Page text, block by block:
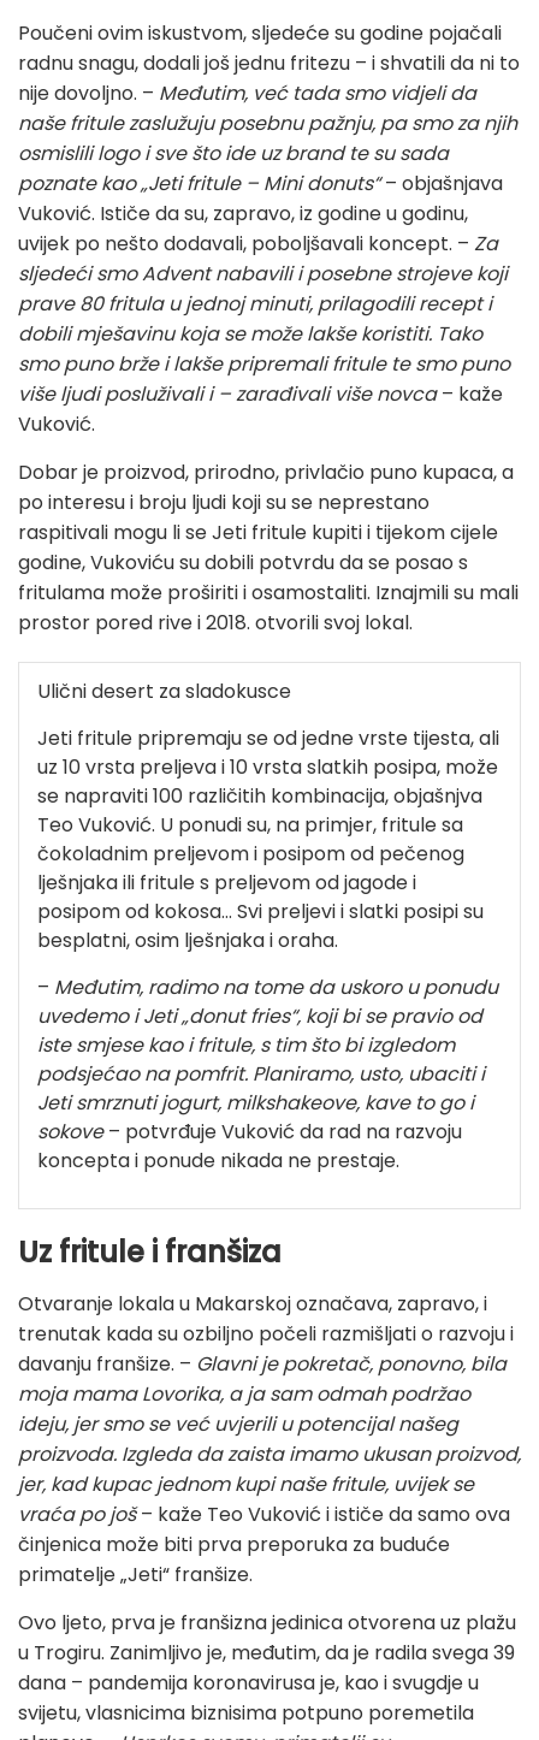
Poučeni ovim iskustvom, sljedeće su godine pojačali
radnu snagu, dodali još jednu fritezu – i shvatili da ni to
nije dovoljno. – Međutim, već tada smo vidjeli da
naše fritule zaslužuju posebnu pažnju, pa smo za njih
osmislili logo i sve što ide uz brand te su sada
poznate kao „Jeti fritule – Mini donuts“– objašnjava
Vuković. Ističe da su, zapravo, iz godine u godinu,
uvijek po nešto dodavali, poboljšavali koncept. – Za
sljedeći smo Advent nabavili i posebne strojeve koji
prave 80 fritula u jednoj minuti, prilagodili recept i
dobili mješavinu koja se može lakše koristiti. Tako
smo puno brže i lakše pripremali fritule te smo puno
više ljudi posluživali i – zarađivali više novca– kaže
Vuković.
Dobar je proizvod, prirodno, privlačio puno kupaca, a
po interesu i broju ljudi koji su se neprestano
raspitivali mogu li se Jeti fritule kupiti i tijekom cijele
godine, Vukoviću su dobili potvrdu da se posao s
fritulama može proširiti i osamostaliti. Iznajmili su mali
prostor pored rive i 2018. otvorili svoj lokal.
Ulični desert za sladokusce
Jeti fritule pripremaju se od jedne vrste tijesta, ali
uz 10 vrsta preljeva i 10 vrsta slatkih posipa, može
se napraviti 100 različitih kombinacija, objašnjva
Teo Vuković. U ponudi su, na primjer, fritule sa
čokoladnim preljevom i posipom od pečenog
lješnjaka ili fritule s preljevom od jagode i
posipom od kokosa... Svi preljevi i slatki posipi su
besplatni, osim lješnjaka i oraha.
– Međutim, radimo na tome da uskoro u ponudu
uvedemo i Jeti „donut fries“, koji bi se pravio od
iste smjese kao i fritule, s tim što bi izgledom
podsjećao na pomfrit. Planiramo, usto, ubaciti i
Jeti smrznuti jogurt, milkshakeove, kave to go i
sokove– potvrđuje Vuković da rad na razvoju
koncepta i ponude nikada ne prestaje.
Uz fritule i franšiza
Otvaranje lokala u Makarskoj označava, zapravo, i
trenutak kada su ozbiljno počeli razmišljati o razvoju i
davanju franšize. – Glavni je pokretač, ponovno, bila
moja mama Lovorika, a ja sam odmah podržao
ideju, jer smo se već uvjerili u potencijal našeg
proizvoda. Izgleda da zaista imamo ukusan proizvod,
jer, kad kupac jednom kupi naše fritule, uvijek se
vraća po još– kaže Teo Vuković i ističe da samo ova
činjenica može biti prva preporuka za buduće
primatelje „Jeti“ franšize.
Ovo ljeto, prva je franšizna jedinica otvorena uz plažu
u Trogiru. Zanimljivo je, međutim, da je radila svega 39
dana – pandemija koronavirusa je, kao i svugdje u
svijetu, vlasnicima biznisima potpuno poremetila